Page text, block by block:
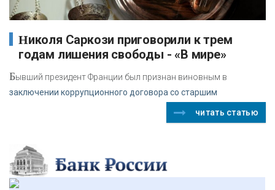
Николя Саркози приговорили к трем
годам лишения свободы - «В мире»
Бывший президент Франции был признан виновным в
заключении коррупционного договора со старшим
читать статью